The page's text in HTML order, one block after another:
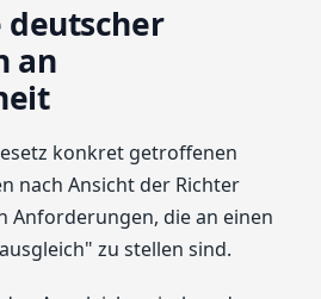
deutscher
an
konkret getroffenen
nach Ansicht der Richter
Anforderungen, die an einen
zu stellen sind.